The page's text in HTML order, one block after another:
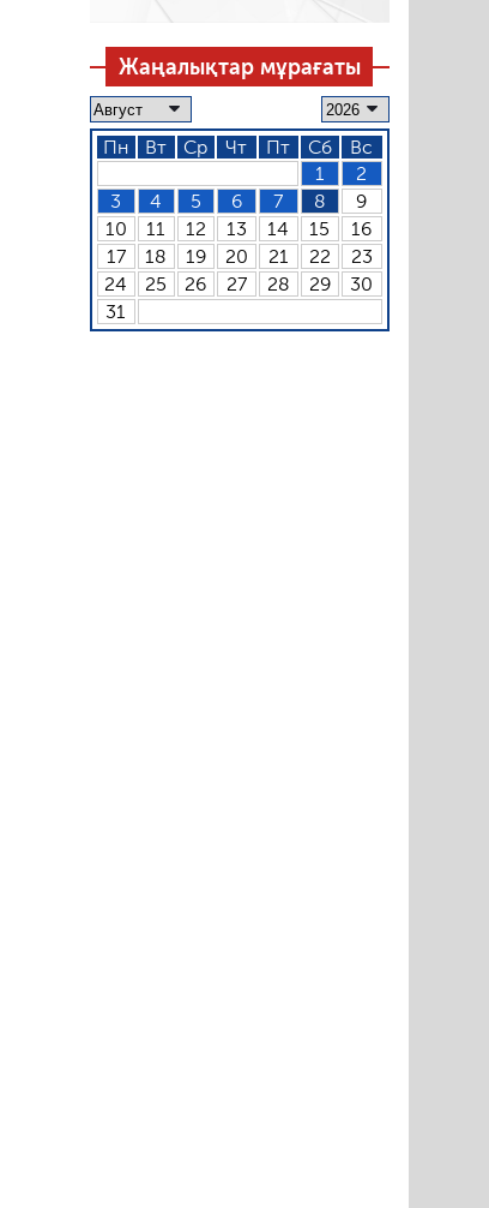
Жаңалықтар мұрағаты
Пн Вт Ср Чт Пт Сб
Вс
1
2
3
4 5 6 7 8
9
10
11 12 13 14 15
16
17
18 19 20 21 22
23
24
25 26 27 28 29
30
31